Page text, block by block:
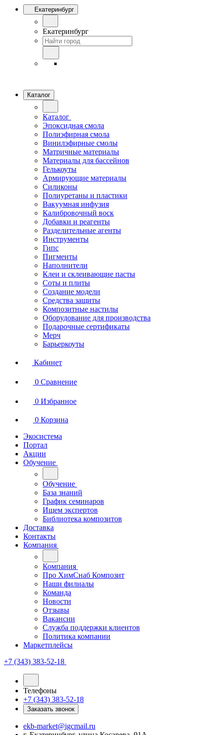
Екатеринбург
Екатеринбург
Каталог
Каталог
Эпоксидная смола
Полиэфирная смола
Винилэфирные смолы
Матричные материалы
Материалы для бассейнов
Гелькоуты
Армирующие материалы
Силиконы
Полиуретаны и пластики
Вакуумная инфузия
Калибровочный воск
Добавки и реагенты
Разделительные агенты
Инструменты
Гипс
Пигменты
Наполнители
Клеи и склеивающие пасты
Соты и плиты
Создание модели
Средства защиты
Композитные настилы
Оборудование для производства
Подарочные сертификаты
Мерч
Барьеркоуты
Кабинет
0 Сравнение
0 Избранное
0 Корзина
Экосистема
Портал
Акции
Обучение
Обучение
База знаний
График семинаров
Ищем экспертов
Библиотека композитов
Доставка
Контакты
Компания
Компания
Про ХимСнаб Композит
Наши филиалы
Команда
Новости
Отзывы
Вакансии
Служба поддержки клиентов
Политика компании
Маркетплейсы
+7 (343) 383-52-18
Телефоны
+7 (343) 383-52-18
Заказать звонок
ekb-market@igcmail.ru